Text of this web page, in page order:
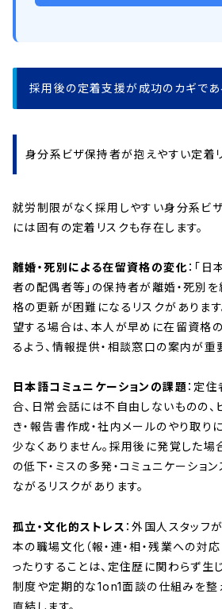
採用後の定着支援が成功のカギであ
身分系ビザ保持者が抱えやすい定着
就労制限がなく採用しやすい身分系ビ
には固有の定着リスクも存在します。
離婚・死別による在留資格の変化：「
者の配偶者等」の保持者が離婚・死別
格の更新が困難になるリスクがありま
望する場合は、本人が早めに在留資格
るよう、情報提供・相談窓口の案内が重
日本語コミュニケーションの課題：定
合、日常会話には不自由しないものの
き・報告書作成・社内メールのやり取り
少なくありません。採用後に発覚した場
の低下・ミスの多発・コミュニケーショ
ながるリスクがあります。
孤立・文化的ストレス ：外国人スタッフ
本の職場文化（報・連・相・残業への対
ったりすることは、定住歴に関わらず生
制度や定期的な1on1面談の仕組みを整
直結します。